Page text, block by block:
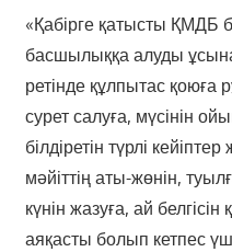
«Қабірге қатысты ҚМДБ
басшылыққа алуды
ретінде құлпытас қоюға
сурет салуға, мүсінін
білдіретін түрлі
мәйіттің аты-жөнін,
күнін жазуға, ай
аяқасты болып кетпес